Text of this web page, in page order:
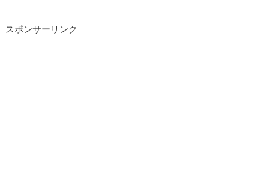
スポンサーリンク